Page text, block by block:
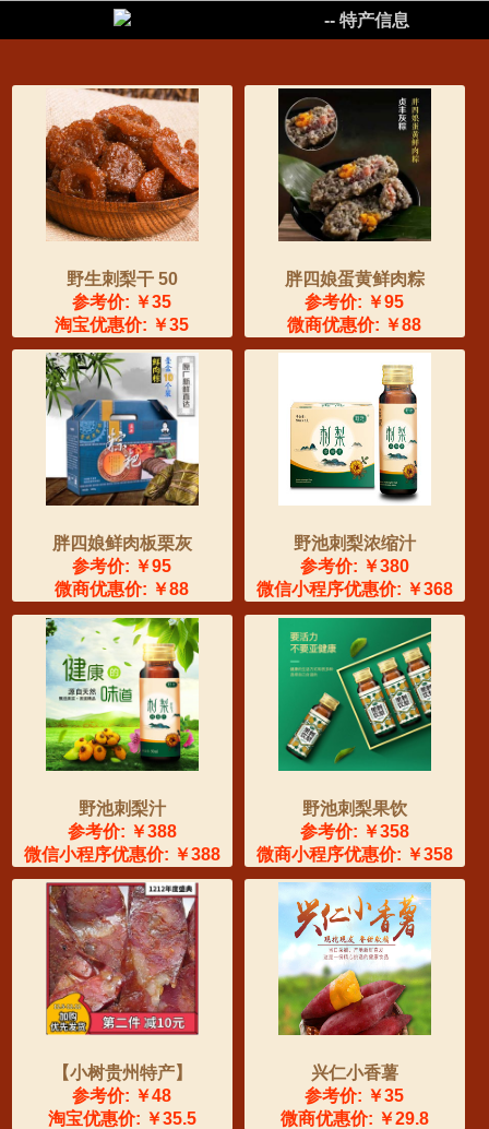
-- 特产信息
野生刺梨干 50
参考价: ￥35
淘宝优惠价: ￥35
胖四娘蛋黄鲜肉粽
参考价: ￥95
微商优惠价: ￥88
胖四娘鲜肉板栗灰
参考价: ￥95
微商优惠价: ￥88
野池刺梨浓缩汁
参考价: ￥380
微信小程序优惠价: ￥368
野池刺梨汁
参考价: ￥388
微信小程序优惠价: ￥388
野池刺梨果饮
参考价: ￥358
微商小程序优惠价: ￥358
【小树贵州特产】
参考价: ￥48
淘宝优惠价: ￥35.5
兴仁小香薯
参考价: ￥35
微商优惠价: ￥29.8